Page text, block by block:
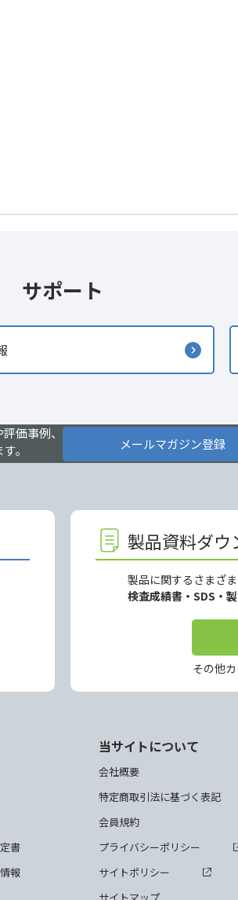
サポート
価事例、
。
メールマガジン登録
製品資料ダウ
製品に関するさまざ
検査成績書・SDS・
その他
書
報
当サイトについて
会社概要
特定商取引法に基づく表記
会員規約
プライバシーポリシー
サイトポリシー